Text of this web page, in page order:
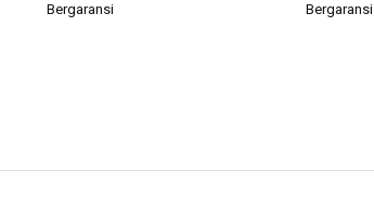
Bergaransi
Bergaransi